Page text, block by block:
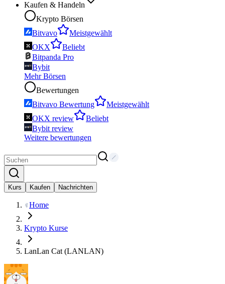
Kaufen & Handeln
Krypto Börsen
Bitvavo
Meistgewählt
OKX
Beliebt
Bitpanda Pro
Bybit
Mehr Börsen
Bewertungen
Bitvavo Bewertung
Meistgewählt
OKX review
Beliebt
Bybit review
Weitere bewertungen
Kurs Kaufen Nachrichten
Home
Krypto Kurse
LanLan Cat (LANLAN)